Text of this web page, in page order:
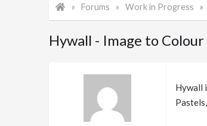
Forums Work in Progress
Hywall - Image to
Hywall